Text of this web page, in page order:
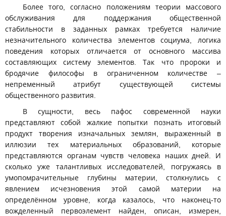
Более того, согласно положениям теории массового
обслуживания для поддержания общественной
стабильности в заданных рамках требуется наличие
незначительного количества элементов социума, логика
поведения которых отличается от основного массива
составляющих систему элементов. Так что пророки и
бродячие философы в ограниченном количестве –
непременный атрибут существующей системы
общественного развития.
В сущности, весь пафос современной науки
представляют собой жалкие попытки познать итоговый
продукт творения изначальных землян, выраженный в
иллюзии тех материальных образований, которые
представляются органам чувств человека наших дней. И
сколько уже талантливых исследователей, погружаясь в
умопомрачительные глубины материи, столкнулись с
явлением исчезновения этой самой материи на
определённом уровне, когда казалось, что наконец-то
вожделенный первоэлемент найден, описан, измерен,